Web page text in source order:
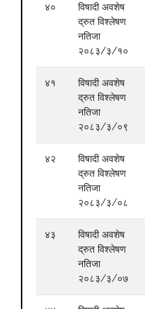
४०
विषादी अवशेष
द्रुत विश्लेषण
नतिजा
२०८३/३/१०
४१
विषादी अवशेष
द्रुत विश्लेषण
नतिजा
२०८३/३/०९
४२
विषादी अवशेष
द्रुत विश्लेषण
नतिजा
२०८३/३/०८
४३
विषादी अवशेष
द्रुत विश्लेषण
नतिजा
२०८३/३/०७